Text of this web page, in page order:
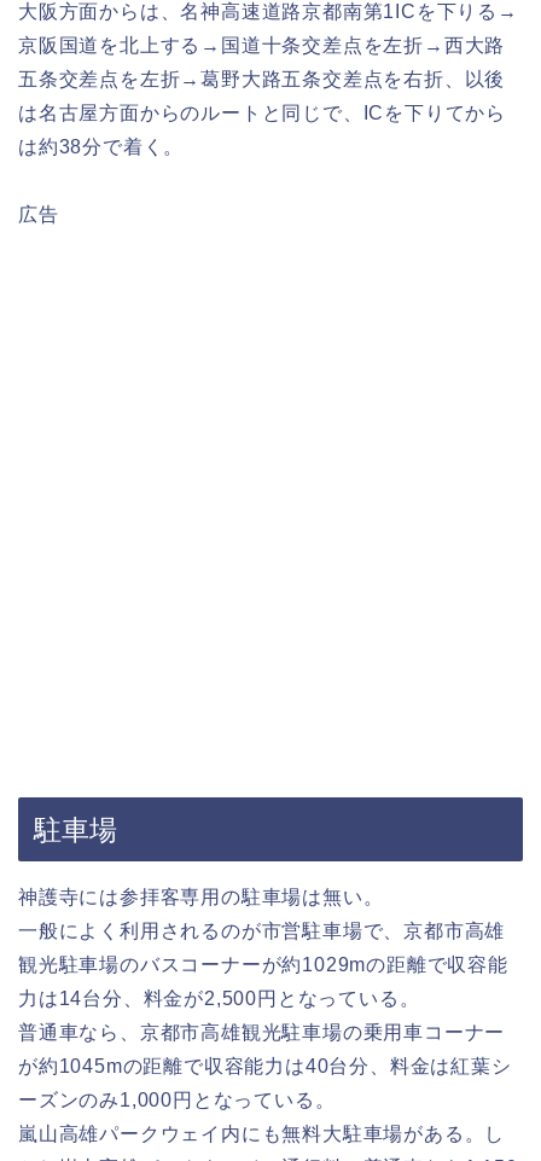
大阪方面からは、名神高速道路京都南第1ICを下りる→
京阪国道を北上する→国道十条交差点を左折→西大路
五条交差点を左折→葛野大路五条交差点を右折、以後
は名古屋方面からのルートと同じで、ICを下りてから
は約38分で着く。
広告
駐車場
神護寺には参拝客専用の駐車場は無い。
一般によく利用されるのが市営駐車場で、京都市高雄
観光駐車場のバスコーナーが約1029mの距離で収容能
力は14台分、料金が2,500円となっている。
普通車なら、京都市高雄観光駐車場の乗用車コーナー
が約1045mの距離で収容能力は40台分、料金は紅葉シ
ーズンのみ1,000円となっている。
嵐山高雄パークウェイ内にも無料大駐車場がある。し